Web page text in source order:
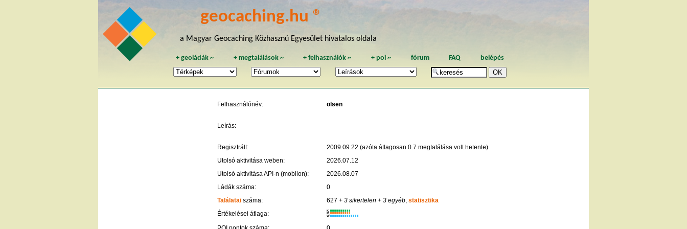
geocaching.hu ®
a Magyar Geocaching Közhasznú Egyesület hivatalos oldala
+geoládák ~ + megtalálások~ +felhasználók ~ + poi~ fórum FAQ belépés
Felhasználónév: olsen
Leírás:
Regisztrált:
2009.09.22 (azóta átlagosan 0.7 megtalálása volt hetente)
Utolsó aktivitása weben:
2026.07.12
Utolsó aktivitása API-n (mobilon):
2026.08.07
Ládák száma:
0
Találatai száma: 627 + 3 sikertelen + 3 egyéb, statisztika
Értékelései átlaga:
K
R
W